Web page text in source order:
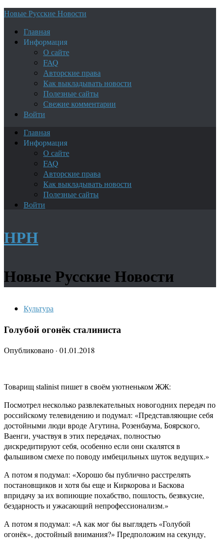
Новые Русские Новости
Главная
Информация
О сайте
FAQ
Авторские права
Как выкладывать новости
Полезные сайты
Свежие комментарии
Войти
Главная
Информация
О сайте
FAQ
Авторские права
Как выкладывать новости
Полезные сайты
Войти
НРН
Новые Русские Новости
Культура
Голубой огонёк сталиниста
Опубликовано · 01.01.2018
Товарищ stalinist пишет в своём уютненьком ЖЖ:
Посмотрел несколько развлекательных новогодних передач по
российскому телевидению и подумал: «Представляющие себя
достойными люди вроде Агутина, Розенбаума, Боярского,
Ваенги, участвуя в этих передачах, полностью
дискредитируют себя, особенно если они скалятся в
фальшивом смехе по поводу имбецильных шуток ведущих.»
А потом я подумал: «Хорошо бы публично расстрелять
постановщиков и хотя бы еще и Киркорова и Баскова
впридачу за их вопиющие похабство, пошлость, безвкусие,
бездарность и ужасающий непрофессионализм.»
А потом я подумал: «А как мог бы выглядеть «Голубой
огонёк», достойный внимания?» Предположим на секунду,